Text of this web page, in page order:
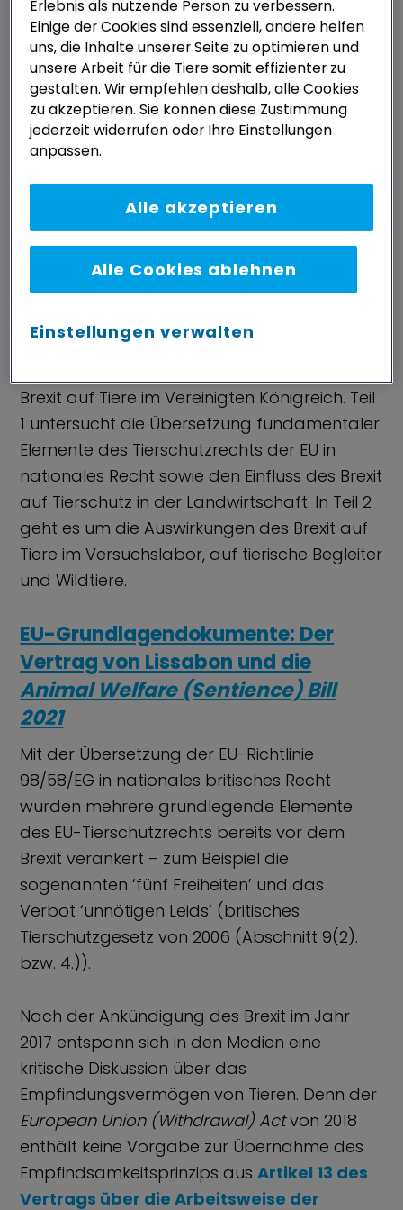
Welfaredes Vereinigten Königreichs von 2021,
bestimmte Elemente der
Tierschutzvorgaben zu übernehmen; doch
Faktoren wie Handelsverträge,
Landwirtschaftssubventionen, öffentliche
Auftragsvergaben, die öffentliche
Zustimmung zu Produkten mit höheren
Tierwohlbestimmungen und anhaltendes
politisches Engagement für den Tierschutz
Rolle in der Wirkung desAction Plan for
Animal Welfare.
Die folgenden Kapitel behandeln nur einige
Brexit auf Tiere im Vereinigten Königreich. Teil
1 untersucht die Übersetzung fundamentaler
Elemente des Tierschutzrechts der EU in
nationales Recht sowie den Einfluss des Brexit
auf Tierschutz in der Landwirtschaft. In Teil 2
geht es um die Auswirkungen des Brexit auf
Tiere im Versuchslabor, auf tierische Begleiter
und Wildtiere.
EU-Grundlagendokumente: Der
Vertrag von Lissabon und die
Animal Welfare (Sentience) Bill
2021
Mit der Übersetzung der EU-Richtlinie
98/58/EG in nationales britisches Recht
wurden mehrere grundlegende Elemente
des EU-Tierschutzrechts bereits vor dem
Brexit verankert – zum Beispiel die
sogenannten ‘fünf Freiheiten’ und das
Verbot ‘unnötigen Leids’ (britisches
Tierschutzgesetz von 2006 (Abschnitt 9(2).
bzw. 4.)).
Nach der Ankündigung des Brexit im Jahr
2017 entspann sich in den Medien eine
kritische Diskussion über das
Empfindungsvermögen von Tieren. Denn der
European Union (Withdrawal) Actvon 2018
enthält keine Vorgabe zur Übernahme des
Empfindsamkeitsprinzips ausArtikel 13 des
Vertrags über die Arbeitsweise der
Erlebnis als nutzende Person zu verbessern.
Einige der Cookies sind essenziell, andere helfen
uns, die Inhalte unserer Seite zu optimieren und
unsere Arbeit für die Tiere somit effizienter zu
gestalten. Wir empfehlen deshalb, alle Cookies
zu akzeptieren. Sie können diese Zustimmung
jederzeit widerrufen oder Ihre Einstellungen
anpassen.
Einstellungen verwalten
Alle Cookies ablehnen
Alle akzeptieren